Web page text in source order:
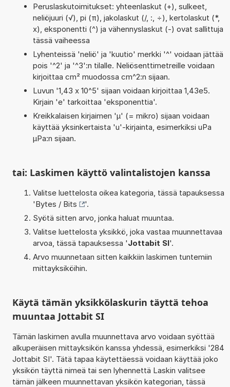
Peruslaskutoimitukset: yhteenlaskut (+), sulkeet,
neliöjuuri (√), pi (π), jakolaskut (/, :, ÷), kertolaskut (*,
x), eksponentti (^) ja vähennyslaskut (-) ovat sallittuja
tässä vaiheessa
Lyhenteissä 'neliö' ja 'kuutio' merkki '^' voidaan jättää
pois '^2' ja '^3':n tilalle. Neliösenttimetreille voidaan
kirjoittaa cm² muodossa cm^2:n sijaan.
Luvun '1,43 x 10^5' sijaan voidaan kirjoittaa 1,43e5.
Kirjain 'e' tarkoittaa 'eksponenttia'.
Kreikkalaisen kirjaimen 'µ' (= mikro) sijaan voidaan
käyttää yksinkertaista 'u'-kirjainta, esimerkiksi uPa
µPa:n sijaan.
tai: Laskimen käyttö valintalistojen kanssa
Valitse luettelosta oikea kategoria, tässä tapauksessa
'Bytes / Bits
'.
Syötä sitten arvo, jonka haluat muuntaa.
Valitse luettelosta yksikkö, joka vastaa muunnettavaa
arvoa, tässä tapauksessa 'Jottabit SI'.
Arvo muunnetaan sitten kaikkiin laskimen tuntemiin
mittayksiköihin.
Käytä tämän yksikkölaskurin täyttä tehoa
muuntaa Jottabit SI
Tämän laskimen avulla muunnettava arvo voidaan syöttää
alkuperäisen mittayksikön kanssa yhdessä, esimerkiksi '284
Jottabit SI'. Tätä tapaa käytettäessä voidaan käyttää joko
yksikön täyttä nimeä tai sen lyhennettä Laskin valitsee
tämän jälkeen muunnettavan yksikön kategorian, tässä